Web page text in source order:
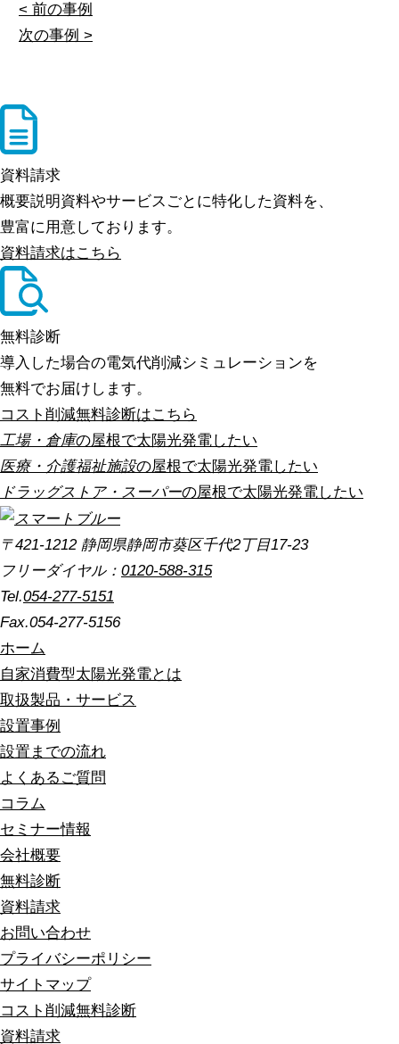
< 前の事例
次の事例 >
資料請求
概要説明資料やサービスごとに特化した資料を、
豊富に用意しております。
資料請求はこちら
無料診断
導入した場合の電気代削減シミュレーションを
無料でお届けします。
コスト削減無料診断はこちら
工場・倉庫の屋根で太陽光発電したい
医療・介護福祉施設の屋根で太陽光発電したい
ドラッグストア・スーパーの屋根で太陽光発電したい
〒421-1212 静岡県静岡市葵区千代2丁目17-23
フリーダイヤル： 0120-588-315
Tel.054-277-5151
Fax.054-277-5156
ホーム
自家消費型太陽光発電とは
取扱製品・サービス
設置事例
設置までの流れ
よくあるご質問
コラム
セミナー情報
会社概要
無料診断
資料請求
お問い合わせ
プライバシーポリシー
サイトマップ
コスト削減無料診断
資料請求